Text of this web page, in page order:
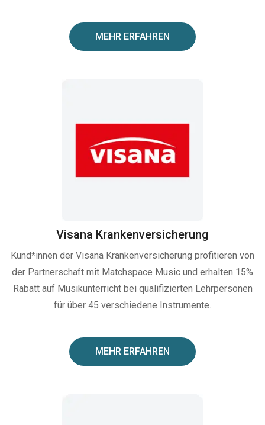
MEHR ERFAHREN
Visana Krankenversicherung
Kund*innen der Visana Krankenversicherung profitieren von
der Partnerschaft mit Matchspace Music und erhalten 15%
Rabatt auf Musikunterricht bei qualifizierten Lehrpersonen
für über 45 verschiedene Instrumente.
MEHR ERFAHREN